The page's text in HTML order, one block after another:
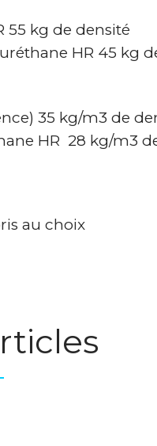
55 kg de densité
HR 45 kg
35 kg/m3 de
HR 28 kg/m3
au choix